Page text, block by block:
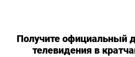
Получите официальный
телевидения в